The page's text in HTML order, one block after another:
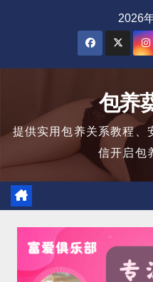
2026
包养
提供实用包养关系教程、
信开启包